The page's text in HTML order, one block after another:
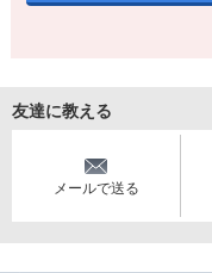
友達に教える
メールで送る